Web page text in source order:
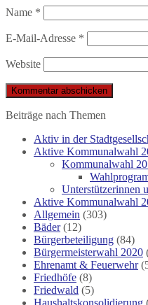
Name *
E-Mail-Adresse *
Website
Beiträge nach Themen
Aktiv in der
Aktive Kommunalwahl
Kommunalwahl
Unterstützerinnen
Aktive Kommunalwahl
Allgemein (303)
Bäder(12)
Bürgerbeteiligung (84)
Bürgermeisterwahl 2020
Ehrenamt & Feuerwehr
Friedhöfe (8)
Friedwald (5)